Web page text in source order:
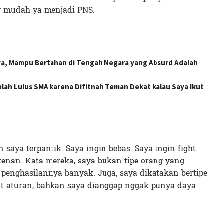
ya menjadi PNS.
Mampu Bertahan di Tengah Negara yang Absurd Adalah
Lulus SMA karena Difitnah Teman Dekat kalau Saya Ikut
saya terpantik. Saya ingin bebas. Saya ingin fight.
Kata mereka, saya bukan tipe orang yang
banyak. Juga, saya dikatakan bertipe
bahkan saya dianggap nggak punya daya